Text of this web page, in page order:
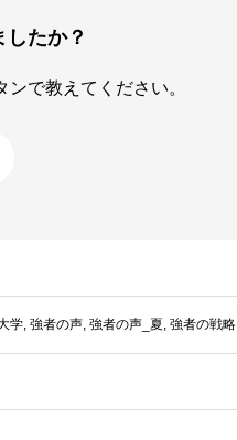
たか？
で教えてください。
学, 強者の声, 強者の声_夏, 強者の戦略